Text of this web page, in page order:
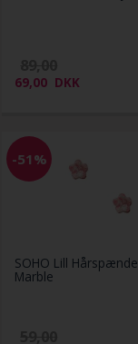
69,00 DKK
-51%
SOHO Lill
Marble